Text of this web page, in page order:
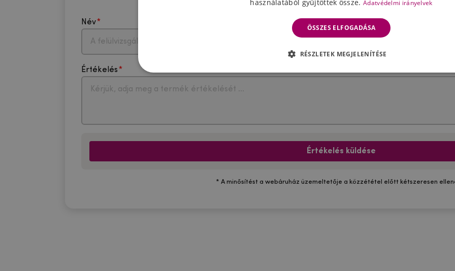
Név Válassza ki a csillagok számát
Értékelés
Értékelés küldése
* A minősítést a webáruház üzemeltetője a közzététel előtt kétszeresen
használatából gyűjtöttek össze. Adatvédelmi irányelvek
ÖSSZES ELFOGADÁSA
RÉSZLETEK MEGJELENÍTÉSE